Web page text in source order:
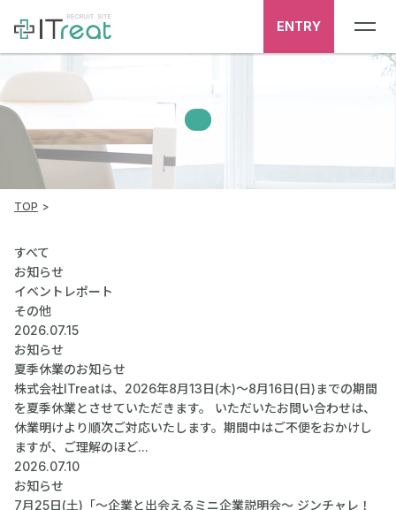
ENTRY
TOP
すべて
お知らせ
イベントレポート
その他
2026.07.15
お知らせ
夏季休業のお知らせ
株式会社ITreatは、2026年8月13日(木)～8月16日(日)までの期間
を夏季休業とさせていただきます。 いただいたお問い合わせは、
休業明けより順次ご対応いたします。期間中はご不便をおかけし
ますが、ご理解のほど...
2026.07.10
お知らせ
7月25日(土)「～企業と出会えるミニ企業説明会～ ジンチャレ！